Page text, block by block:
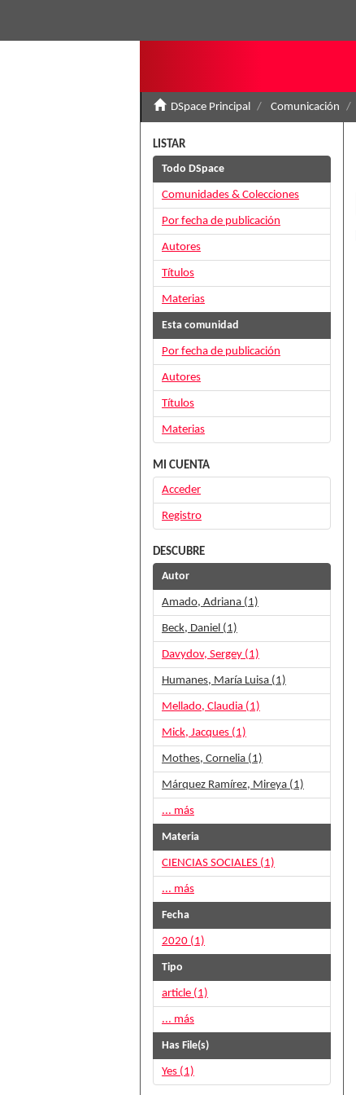
DSpace Principal Comunicación
LISTAR
Todo DSpace
Comunidades & Colecciones
Por fecha de publicación
Autores
Títulos
Materias
Esta comunidad
Por fecha de publicación
Autores
Títulos
Materias
MI CUENTA
Acceder
Registro
DESCUBRE
Autor
Amado, Adriana (1)
Beck, Daniel (1)
Davydov, Sergey (1)
Humanes, María Luisa (1)
Mellado, Claudia (1)
Mick, Jacques (1)
Mothes, Cornelia (1)
Márquez Ramírez, Mireya (1)
... más
Materia
CIENCIAS SOCIALES (1)
... más
Fecha
2020 (1)
Tipo
article (1)
... más
Has File(s)
Yes (1)